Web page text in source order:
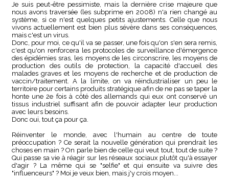
Je suis peut-être pessimiste, mais la dernière crise majeure que
nous avons traversée (les subprime en 2008) n'a rien changé au
système, si ce n'est quelques petits ajustements. Celle que nous
vivons actuellement est bien plus sévère dans ses conséquences,
mais c'est un virus.
Donc, pour moi, ce qu'il va se passer, une fois qu'on s'en sera remis,
c'est qu'on renforcera les protocoles de surveillance d'émergence
des épidémies sras, les moyens de les circonscrire, les moyens de
production des outils de protection, la capacité d'accueil des
malades graves et les moyens de recherche et de production de
vaccin/traitement. A la limite, on va réindustrialiser un peu le
territoire pour certains produits stratégique afin de ne pas se taper la
honte une 2e fois à côté des allemands qui eux ont conservé un
tissus industriel suffisant afin de pouvoir adapter leur production
avec leurs besoins.
Donc oui, tout ça pour ça.
Réinventer le monde, avec l'humain au centre de toute
préoccupation ? Ce serait la nouvelle génération qui prendrait les
choses en main ? On parle bien de celle qui veut tout, tout de suite ?
Qui passe sa vie à réagir sur les réseaux sociaux plutôt qu'à essayer
d'agir ? La même qui se "selfie" et qui ensuite va suivre des
"influenceurs" ? Moi je veux bien, mais j'y crois moyen...